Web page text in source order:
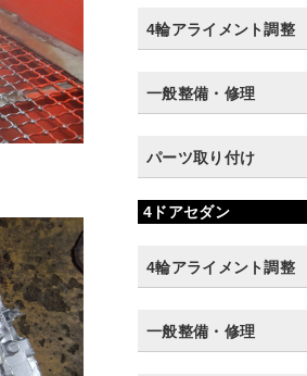
4輪アライメント調整
一般整備・修理
パーツ取り付け
4ドアセダン
4輪アライメント調整
一般整備・修理